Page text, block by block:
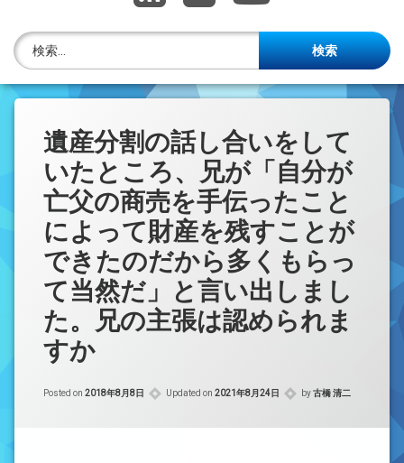
株主名簿管理人
ご相談について
投稿記事一覧
アクセス
法律を勉強しよう
司法書士資格者・受験生募集中
検索:
遺産分割の話し合いをして
いたところ、兄が「自分が
亡父の商売を手伝ったこと
によって財産を残すことが
できたのだから多くもらっ
て当然だ」と言い出しまし
た。兄の主張は認められま
すか
Posted on 2018年8月8日 Updated on 2021年8月24日 by古橋 清二